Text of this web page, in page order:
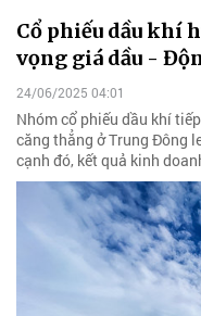
Cổ phiếu dầu khí
vọng giá dầu -
24/06/2025 04:01
Nhóm cổ phiếu dầu khí
căng thẳng ở Trung Đông
cạnh đó, kết quả kinh